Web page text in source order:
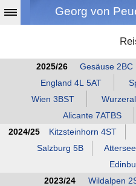
Georg von
2025/26 Gesäuse 2BC
England 4L 5AT
Wien 3BST
Alicante 7ATBS
2024/25
Kitzsteinhorn 4ST
Salzburg 5B
2023/24
Wildalpen